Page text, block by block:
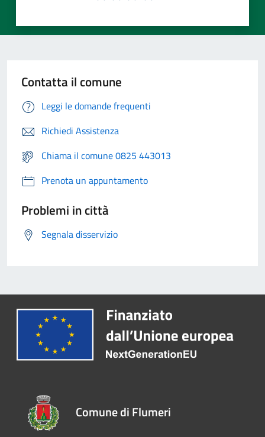
Contatta il comune
Leggi le domande frequenti
Richiedi Assistenza
Chiama il comune 0825 443013
Prenota un appuntamento
Problemi in città
Segnala disservizio
Comune di Flumeri